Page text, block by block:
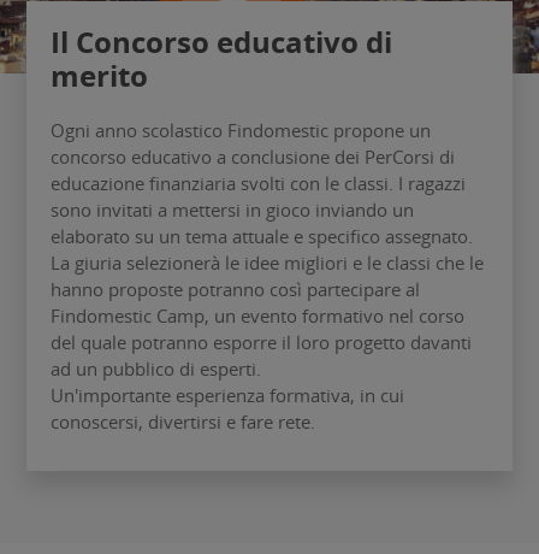
Il Concorso educativo di
merito
Ogni anno scolastico Findomestic propone un
concorso educativo a conclusione dei PerCorsi di
educazione finanziaria svolti con le classi. I ragazzi
sono invitati a mettersi in gioco inviando un
elaborato su un tema attuale e specifico assegnato.
La giuria selezionerà le idee migliori e le classi che le
hanno proposte potranno così partecipare al
Findomestic Camp, un evento formativo nel corso
del quale potranno esporre il loro progetto davanti
ad un pubblico di esperti.
Un'importante esperienza formativa, in cui
conoscersi, divertirsi e fare rete.